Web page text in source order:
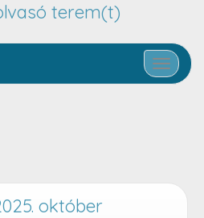
terem(t)
Toggle
október